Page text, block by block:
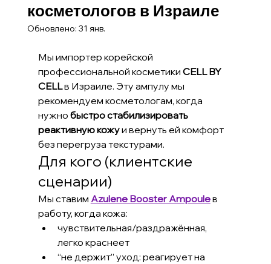
косметологов в Израиле
Обновлено: 31 янв.
Мы импортер корейской
профессиональной косметики CELL BY
CELL в Израиле. Эту ампулу мы
рекомендуем косметологам, когда
нужно быстро стабилизировать
реактивную кожу и вернуть ей комфорт
без перегруза текстурами.
Для кого (клиентские
сценарии)
Мы ставим Azulene Booster Ampoule в
работу, когда кожа:
чувствительная/раздражённая,
легко краснеет
“не держит” уход: реагирует на